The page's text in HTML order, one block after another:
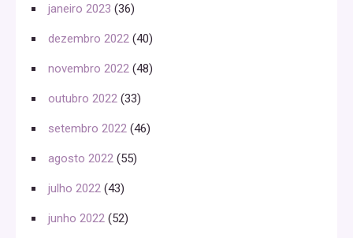
janeiro 2023 (36)
dezembro 2022 (40)
novembro 2022 (48)
outubro 2022 (33)
setembro 2022 (46)
agosto 2022 (55)
julho 2022 (43)
junho 2022 (52)